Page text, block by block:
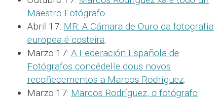
Maestro Fotógrafo.
Abril 17: MR: A Cámara de Ouro da fotografía
europea é costeira.
Marzo 17: A Federación Española de
Fotógrafos concédelle dous novos
recoñecementos a Marcos Rodríguez.
Marzo 17: Marcos Rodríguez, o fotógrafo